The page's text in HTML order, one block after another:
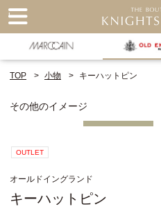
TOP 小物 キーハットピン
その他のイメージ
OUTLET
オールドイングランド
キーハットピン